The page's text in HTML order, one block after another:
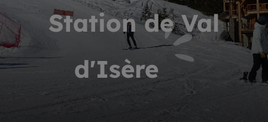
Station de Val
d'Isère